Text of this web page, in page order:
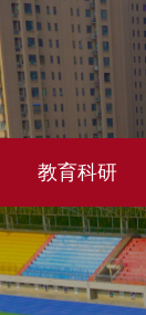
教育科研